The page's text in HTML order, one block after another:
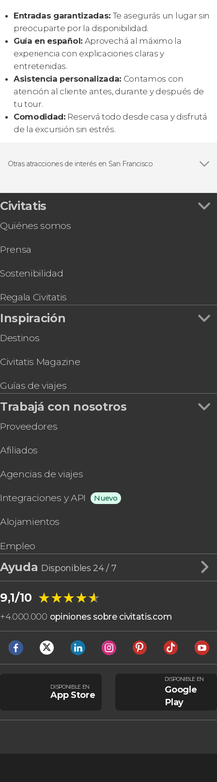
Entradas garantizadas: Te asegurás un lugar sin
preocuparte por la disponibilidad.
Guía en español: Aprovechá al máximo la
experiencia con explicaciones claras y
entretenidas.
Asistencia personalizada: Contamos con
atención al cliente antes, durante y después de
tu tour.
Comodidad: Reservá todo desde casa y disfrutá
de la excursión sin estrés.
Otras atracciones de interés en San Francisco
Civitatis
Quiénes somos
Prensa
Sostenibilidad
Regala Civitatis
Inspiración
Destinos
Civitatis Magazine
Guías de viajes
Trabajá con nosotros
Proveedores
Afiliados
Agencias de viajes
Integraciones y API Nuevo
Alojamientos
Empleo
Ayuda Disponibles 24 / 7
9,1/10 ★★★★★
★★★★★
+4.000.000 opiniones sobre civitatis.com
DISPONIBLE EN
App Store
DISPONIBLE EN
Google
Play